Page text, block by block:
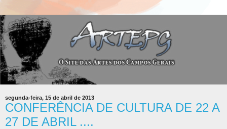
segunda-feira, 15 de abril de 2013
CONFERÊNCIA DE CULTURA DE 22 A
27 DE ABRIL ....